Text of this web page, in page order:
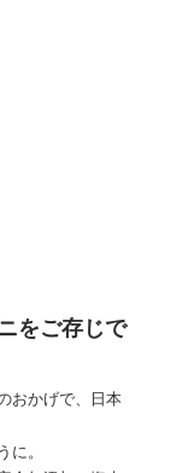
をご存じで
おかげで、日本
に。